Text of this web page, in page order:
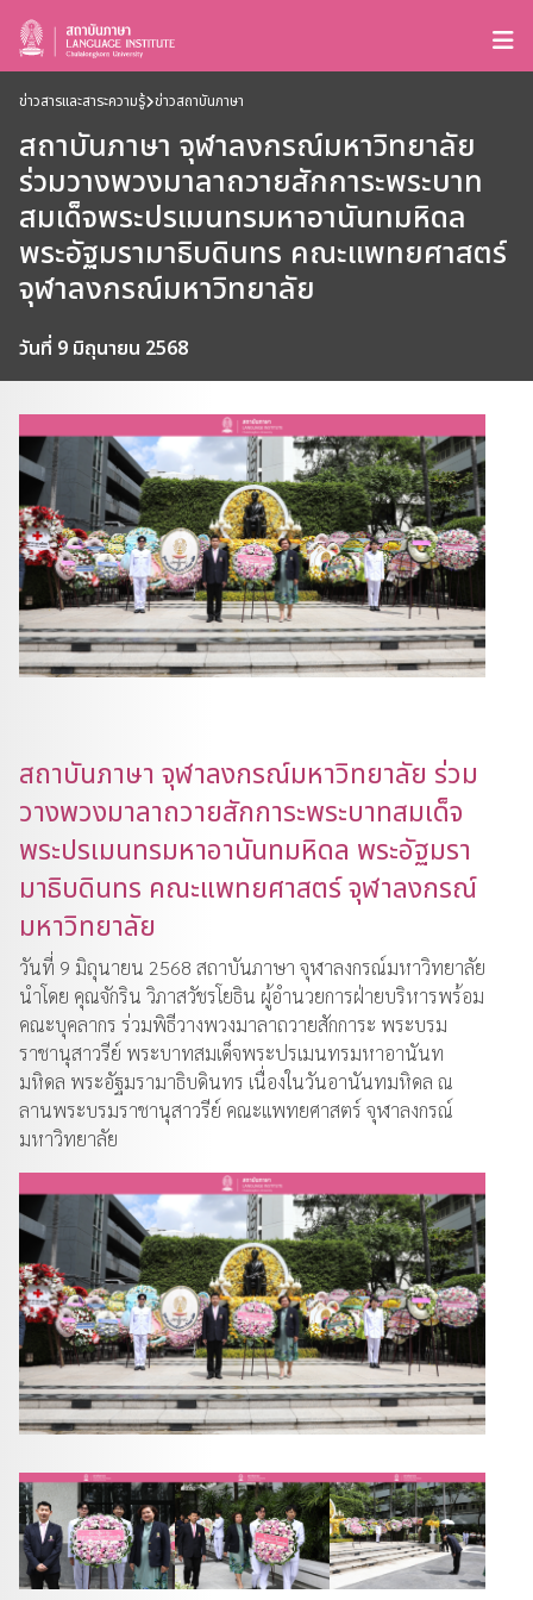
ข่าวสารและสาระความรู้ ข่าวสถาบันภาษา
สถาบันภาษา จุฬาลงกรณ์มหาวิทยาลัย
ร่วมวางพวงมาลาถวายสักการะพระบาท
สมเด็จพระปรเมนทรมหาอานันทมหิดล
พระอัฐมรามาธิบดินทร คณะแพทยศาสตร์
จุฬาลงกรณ์มหาวิทยาลัย
วันที่ 9 มิถุนายน 2568
สถาบันภาษา จุฬาลงกรณ์มหาวิทยาลัย ร่วม
วางพวงมาลาถวายสักการะพระบาทสมเด็จ
พระปรเมนทรมหาอานันทมหิดล พระอัฐมรา
มาธิบดินทร คณะแพทยศาสตร์ จุฬาลงกรณ์
มหาวิทยาลัย
วันที่ 9 มิถุนายน 2568 สถาบันภาษา จุฬาลงกรณ์มหาวิทยาลัย
นำโดย คุณจักริน วิภาสวัชรโยธิน ผู้อำนวยการฝ่ายบริหารพร้อม
คณะบุคลากร ร่วมพิธีวางพวงมาลาถวายสักการะ พระบรม
ราชานุสาวรีย์ พระบาทสมเด็จพระปรเมนทรมหาอานันท
มหิดล พระอัฐมรามาธิบดินทร เนื่องในวันอานันทมหิดล ณ
ลานพระบรมราชานุสาวรีย์ คณะแพทยศาสตร์ จุฬาลงกรณ์
มหาวิทยาลัย